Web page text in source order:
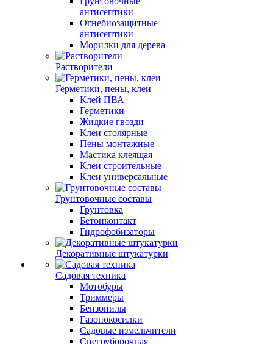
антисептики
Огнебиозащитные
антисептики
Морилки для дерева
Растворители
Герметики, пены, клеи
Клей ПВА
Герметики
Жидкие гвозди
Клеи столярные
Пены монтажные
Мастика клеящая
Клеи строительные
Клеи универсальные
Грунтовочные составы
Грунтовка
Бетонконтакт
Гидрофобизаторы
Декоративные штукатурки
Садовая техника
Мотобуры
Триммеры
Бензопилы
Газонокосилки
Садовые измельчители
Снегоуборочная